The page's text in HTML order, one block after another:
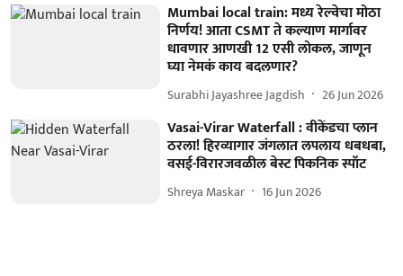
Mumbai local train: मध्य रेल्वेचा मोठा
निर्णय! आता CSMT ते कल्याण मार्गावर
धावणार आणखी 12 एसी लोकल, जाणून
घ्या नेमकं काय बदलणार?
Surabhi Jayashree Jagdish 26 Jun 2026
Vasai-Virar Waterfall : वीकेंडचा प्लान
ठरला! हिरव्यागार जंगलात लपलाय धबधबा,
वसई-विरारजवळील बेस्ट पिकनिक स्पॉट
Shreya Maskar 16 Jun 2026